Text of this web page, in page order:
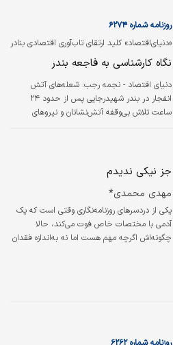
«دنیای‌اقتصاد» کلید ارتقای تاب‏‏‏‏‏‏‌آوری اقتصادی بنادر
در‌برابر حریق را بررسی می‌کند؛
روزنامه شماره ۶۲۷۴
نگاه کارشناسی به فاجعه بندر
دنیای اقتصاد - نجمه رجب:
شعله‌‌‌‌‌‌‌های آتش
انفجار در بندر شهیدرجایی پس از حدود ۲۴
ساعت تلاش بی‌‌‌‌‌‌‌وقفه آتش‌‌‌‌‌‌‌نشانان و نیروهای
نواحی مختلف بندرگاه ادامه داشت و در عین‌حال
عملیات جداسازی و انتقال کانتینرهای دیگر از
محوطه حادثه و نیز خنک‌‌‌‌‌‌‌سازی آنها در جریان بود.
انفجار در بندر شهیدرجایی یک رخداد کم‌‌‌‌‌‌‌سابقه
بندری محسوب می‌شود که ظهر روز شنبه، حوالی
ساعت ۱۲ تا ۱۲:۳۰ظاهرا…
جز نیکی ندیدم
مهدی محمدی*
یکی از دردسرهای روزنامه‌نگاری وقتی است که یک
آدمی با مختصات خاص فوت می‌کند، حالا
چگونه‌اش اگرچه مهم هست اما نه به‌اندازه فقدان